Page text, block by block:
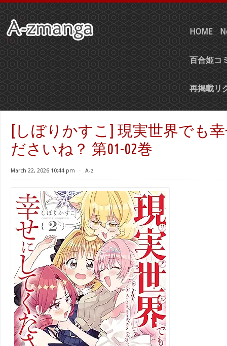
HOME
百合姫コ
再掲載リ
[しぼりかすこ] 現実世界でも
ださいね？ 第01-02巻
March 22, 2026 10:44 pm ⋅ A-z